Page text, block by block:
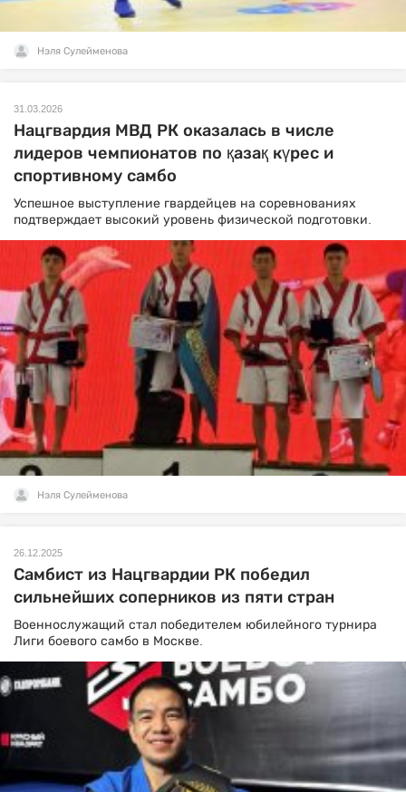
Нэля Сулейменова
31.03.2026
Нацгвардия МВД РК оказалась в числе
лидеров чемпионатов по қазақ күрес и
спортивному самбо
Успешное выступление гвардейцев на соревнованиях
подтверждает высокий уровень физической подготовки.
Нэля Сулейменова
26.12.2025
Самбист из Нацгвардии РК победил
сильнейших соперников из пяти стран
Военнослужащий стал победителем юбилейного турнира
Лиги боевого самбо в Москве.